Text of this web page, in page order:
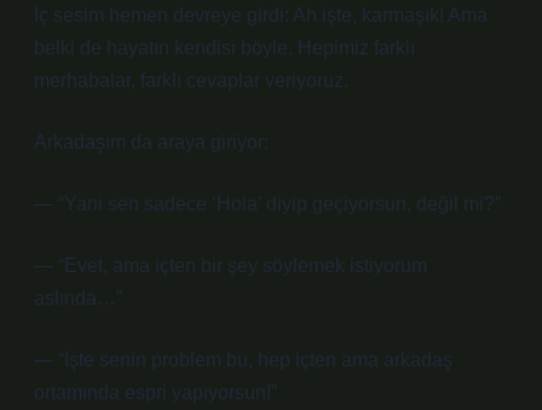
İç sesim hemen devreye girdi: Ah işte, karmaşık! Ama
belki de hayatın kendisi böyle. Hepimiz farklı
merhabalar, farklı cevaplar veriyoruz.
Arkadaşım da araya giriyor:
— “Yani sen sadece ‘Hola’ diyip geçiyorsun, değil mi?”
— “Evet, ama içten bir şey söylemek istiyorum
aslında…”
— “İşte senin problem bu, hep içten ama arkadaş
ortamında espri yapıyorsun!”